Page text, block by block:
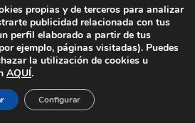
misma línea, este repertorio
de corte holgado y un
para nuestros looksmás
tenemos unvestido de
Halter vuelto
la noche. Y en el lado más
rugbyestampado con raya
propias y de terceros para analizar
publicidad relacionada con tus
perfil elaborado a partir de tus
ejemplo, páginas visitadas). Puedes
la utilización de cookies u
AQUÍ.
Configurar